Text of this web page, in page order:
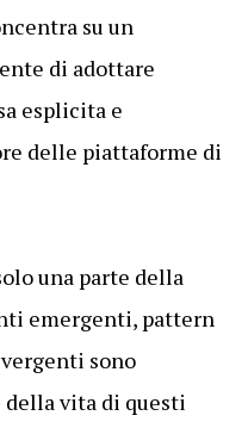
su un
di adottare
esplicita e
delle piattaforme di
una parte della
emergenti, pattern
sono
vita di questi